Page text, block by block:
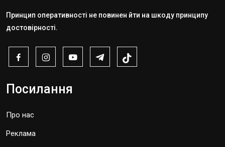
Принцип оперативності не повинен йти на шкоду принципу
достовірності.
Посилання
Про нас
Реклама